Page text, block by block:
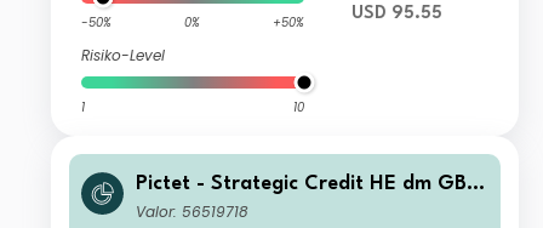
-50% 0% +50%
Risiko-Level
1 10
USD 95.55
Pictet - Strategic Credit HE dm GBP
Inc
Valor: 56519718